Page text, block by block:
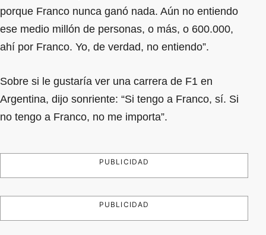
porque Franco nunca ganó nada. Aún no entiendo
ese medio millón de personas, o más, o 600.000,
ahí por Franco. Yo, de verdad, no entiendo”.
Sobre si le gustaría ver una carrera de F1 en
Argentina, dijo sonriente: “Si tengo a Franco, sí. Si
no tengo a Franco, no me importa”.
PUBLICIDAD
PUBLICIDAD